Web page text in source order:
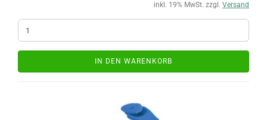
inkl. 19% MwSt. zzgl. Versand
IN DEN WARENKORB